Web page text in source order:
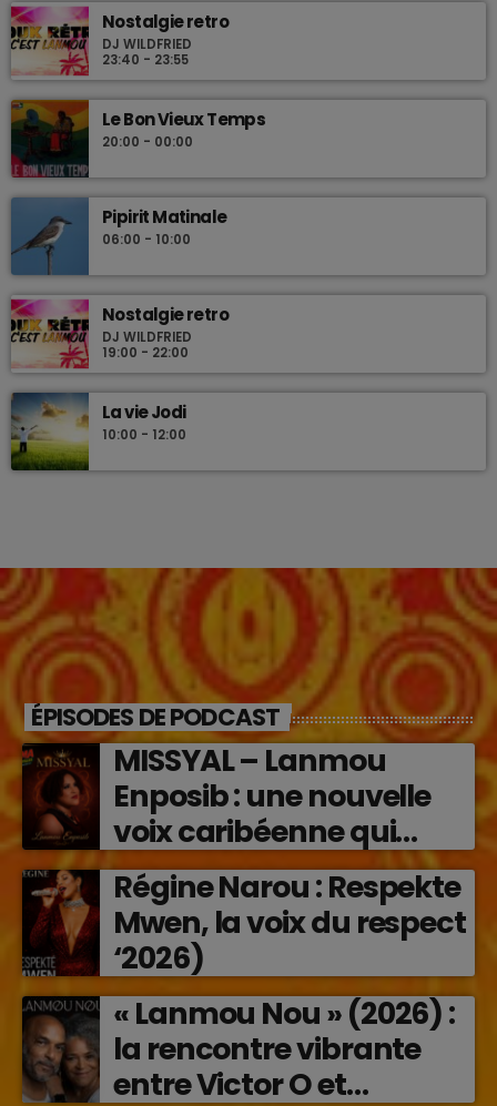
Nostalgie retro
DJ WILDFRIED
23:40 - 23:55
Le Bon Vieux Temps
20:00 - 00:00
Pipirit Matinale
06:00 - 10:00
Nostalgie retro
DJ WILDFRIED
19:00 - 22:00
La vie Jodi
10:00 - 12:00
ÉPISODES DE PODCAST
MISSYAL – Lanmou
Enposib : une nouvelle
voix caribéenne qui
transforme les émotions
en musique (2026)
Régine Narou : Respekte
Mwen, la voix du respect
‘2026)
« Lanmou Nou » (2026) :
la rencontre vibrante
entre Victor O et